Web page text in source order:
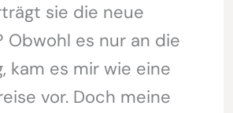
sie die neue
Obwohl es nur an die
kam es mir wie eine
vor. Doch meine